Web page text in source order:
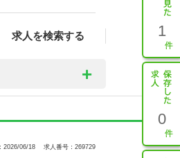
求人を検索する 1
0
2026/06/18 求人番号：269729